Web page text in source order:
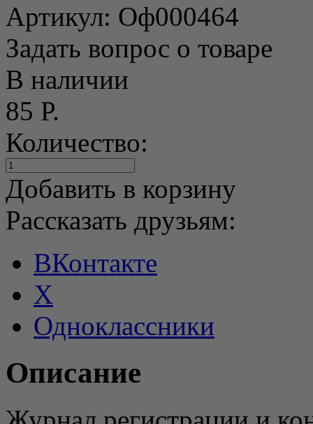
Артикул: Оф000464
Задать вопрос о товаре
В наличии
85 Р.
Количество:
Добавить в корзину
Рассказать друзьям:
ВКонтакте
X
Одноклассники
Описание